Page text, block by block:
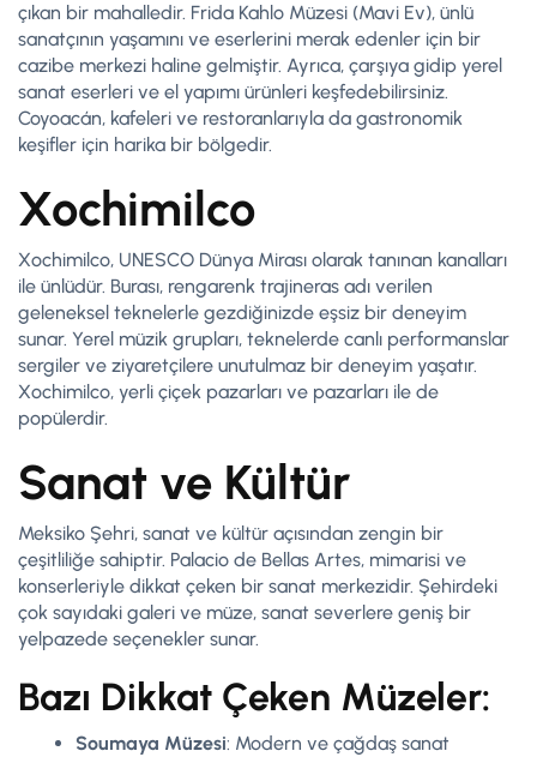
çıkan bir mahalledir. Frida Kahlo Müzesi (Mavi Ev), ünlü
sanatçının yaşamını ve eserlerini merak edenler için bir
cazibe merkezi haline gelmiştir. Ayrıca, çarşıya gidip yerel
sanat eserleri ve el yapımı ürünleri keşfedebilirsiniz.
Coyoacán, kafeleri ve restoranlarıyla da gastronomik
keşifler için harika bir bölgedir.
Xochimilco
Xochimilco, UNESCO Dünya Mirası olarak tanınan kanalları
ile ünlüdür. Burası, rengarenk trajineras adı verilen
geleneksel teknelerle gezdiğinizde eşsiz bir deneyim
sunar. Yerel müzik grupları, teknelerde canlı performanslar
sergiler ve ziyaretçilere unutulmaz bir deneyim yaşatır.
Xochimilco, yerli çiçek pazarları ve pazarları ile de
popülerdir.
Sanat ve Kültür
Meksiko Şehri, sanat ve kültür açısından zengin bir
çeşitliliğe sahiptir. Palacio de Bellas Artes, mimarisi ve
konserleriyle dikkat çeken bir sanat merkezidir. Şehirdeki
çok sayıdaki galeri ve müze, sanat severlere geniş bir
yelpazede seçenekler sunar.
Bazı Dikkat Çeken Müzeler:
Soumaya Müzesi: Modern ve çağdaş sanat